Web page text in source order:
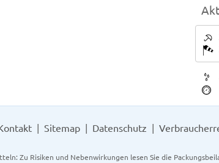
Sitemap Datenschutz
Zu Risiken und Nebenwirkungen lesen Sie die